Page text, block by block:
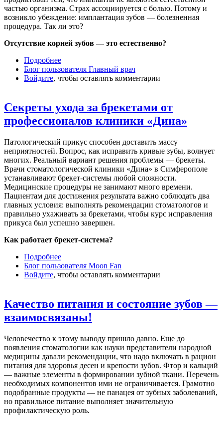
частью организма. Страх ассоциируется с болью. Потому и
возникло убеждение: имплантация зубов — болезненная
процедура. Так ли это?
Отсутствие корней зубов — это естественно?
Подробнее
причинах Ваших страхов!
Блог пользователя Главный врач
Войдите, чтобы оставлять комментарии
Секреты ухода за брекетами от
профессионалов клиники «Дина»
Патологический прикус способен доставить массу
неприятностей. Вопрос, как исправить кривые зубы, волнует
многих. Реальный вариант решения проблемы — брекеты.
Врачи стоматологической клиники «Дина» в Симферополе
устанавливают брекет-системы любой сложности.
Медицинские процедуры не занимают много времени.
Пациентам для достижения результата важно соблюдать два
главных условия: выполнять рекомендации стоматологов и
правильно ухаживать за брекетами, чтобы курс исправления
прикуса был успешно завершен.
Как работает брекет-система?
Подробнее
профессионалов клиники «Дина»
Блог пользователя Moon Fan
Войдите, чтобы оставлять комментарии
Качество питания и состояние зубов —
взаимосвязаны!
Человечество к этому выводу пришло давно. Еще до
появления стоматологии как науки представители народной
медицины давали рекомендации, что надо включать в рацион
питания для здоровья десен и крепости зубов. Фтор и кальций
— важные элементы в формировании зубной ткани. Перечень
необходимых компонентов ими не ограничивается. Грамотно
подобранные продукты — не панацея от зубных заболеваний,
но правильное питание выполняет значительную
профилактическую роль.